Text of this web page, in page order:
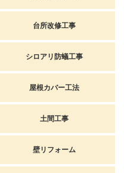
台所改修工事
シロアリ防蟻工事
屋根カバー工法
土間工事
壁リフォーム